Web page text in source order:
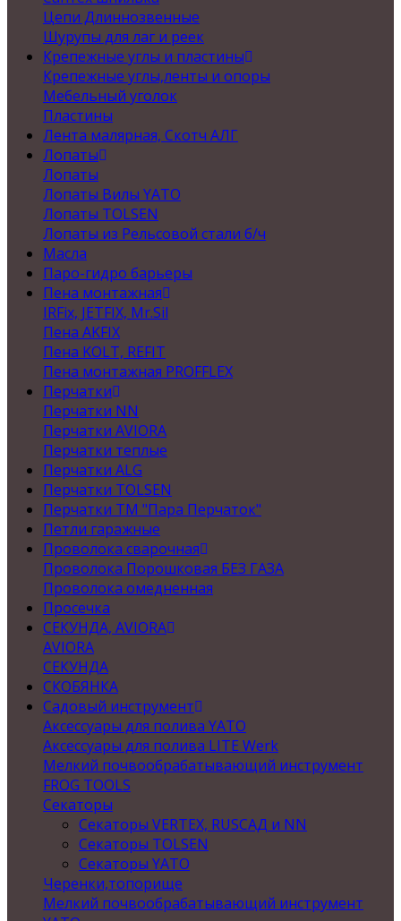
Цепи Длиннозвенные
Шурупы для лаг и реек
Крепежные углы и пластины
Крепежные углы,ленты и опоры
Мебельный уголок
Пластины
Лента малярная, Скотч АЛГ
Лопаты
Лопаты
Лопаты Вилы YATO
Лопаты TOLSEN
Лопаты из Рельсовой стали б/ч
Масла
Паро-гидро барьеры
Пена монтажная
IRFix, JETFIX, Mr.Sil
Пена AKFIX
Пена KOLT, REFIT
Пена монтажная PROFFLEX
Перчатки
Перчатки NN
Перчатки AVIORA
Перчатки теплые
Перчатки ALG
Перчатки TOLSEN
Перчатки ТМ "Пара Перчаток"
Петли гаражные
Проволока сварочная
Проволока Порошковая БЕЗ ГАЗА
Проволока омедненная
Просечка
СЕКУНДА, AVIORA
AVIORA
СЕКУНДА
СКОБЯНКА
Садовый инструмент
Аксессуары для полива YATO
Аксессуары для полива LITE Werk
Мелкий почвообрабатывающий инструмент
FROG TOOLS
Секаторы
Секаторы VERTEX, RUSСАД и NN
Секаторы TOLSEN
Секаторы YATO
Черенки,топорище
Мелкий почвообрабатывающий инструмент